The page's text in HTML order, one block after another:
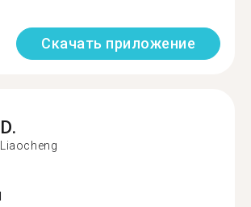
Скачать приложение
D.
Liaocheng